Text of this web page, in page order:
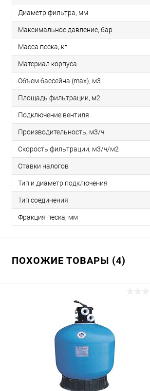
Диаметр фильтра, мм
Максимальное давление, бар
Масса песка, кг
Материал корпуса
Объем бассейна (max), м3
Площадь фильтрации, м2
Подключение вентиля
Производительность, м3/ч
Скорость фильтрации, м3/ч/м2
Ставки налогов
Тип и диаметр подключения
Тип соединения
Фракция песка, мм
ПОХОЖИЕ ТОВАРЫ (4)